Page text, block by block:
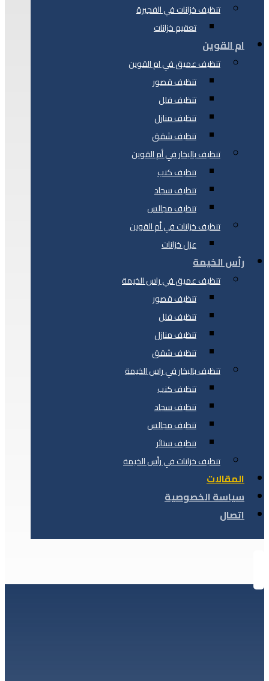
تنظيف خزانات في الفجيرة
تعقيم خزانات
ام القوين
تنظيف عميق في ام القوين
تنظيف قصور
تنظيف فلل
تنظيف منازل
تنظيف شقق
تنظيف بالبخار في أم القوين
تنظيف كنب
تنظيف سجاد
تنظيف مجالس
تنظيف خزانات في أم القوين
عزل خزانات
رأس الخيمة
تنظيف عميق في راس الخيمة
تنظيف قصور
تنظيف فلل
تنظيف منازل
تنظيف شقق
تنظيف بالبخار في راس الخيمة
تنظيف كنب
تنظيف سجاد
تنظيف مجالس
تنظيف ستائر
تنظيف خزانات في رأس الخيمة
المقالات
سياسة الخصوصية
اتصال